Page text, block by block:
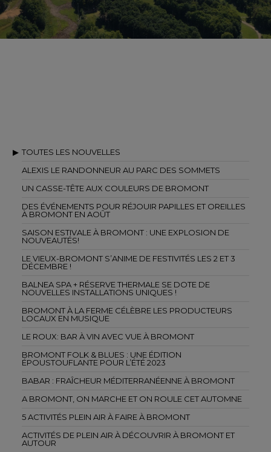
TOUTES LES NOUVELLES
ALEXIS LE RANDONNEUR AU PARC DES SOMMETS
UN CASSE-TÊTE AUX COULEURS DE BROMONT
DES ÉVÉNEMENTS POUR RÉJOUIR PAPILLES ET OREILLES
À BROMONT EN AOÛT
SAISON ESTIVALE À BROMONT : UNE EXPLOSION DE
NOUVEAUTÉS!
LE VIEUX-BROMONT S’ANIME DE FESTIVITÉS LES 2 ET 3
DÉCEMBRE !
BALNEA SPA + RÉSERVE THERMALE SE DOTE DE
NOUVELLES INSTALLATIONS UNIQUES !
BROMONT À LA FERME CÉLÈBRE LES PRODUCTEURS
LOCAUX EN MUSIQUE
LE ROUX: BAR À VIN AVEC VUE À BROMONT
BROMONT FOLK & BLUES : UNE ÉDITION
ÉPOUSTOUFLANTE POUR L’ÉTÉ 2023
BABAR : FRAÎCHEUR MÉDITERRANÉENNE À BROMONT
A BROMONT, ON MARCHE ET ON ROULE CET AUTOMNE
5 ACTIVITÉS PLEIN AIR À FAIRE À BROMONT
ACTIVITÉS DE PLEIN AIR À DÉCOUVRIR À BROMONT ET
AUTOUR